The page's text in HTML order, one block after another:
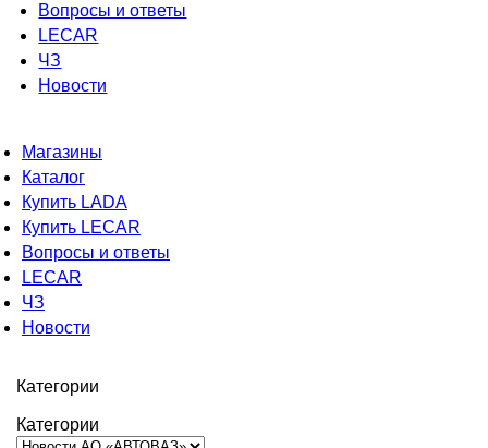
Вопросы и ответы
LECAR
ЧЗ
Новости
Магазины
Каталог
Купить LADA
Купить LECAR
Вопросы и ответы
LECAR
ЧЗ
Новости
Категории
Категории